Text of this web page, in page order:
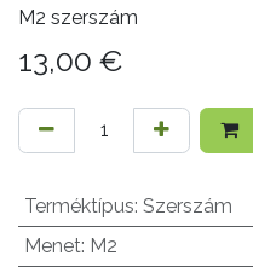
M2 szerszám
13,00 €
Terméktípus: Szerszám
Menet: M2